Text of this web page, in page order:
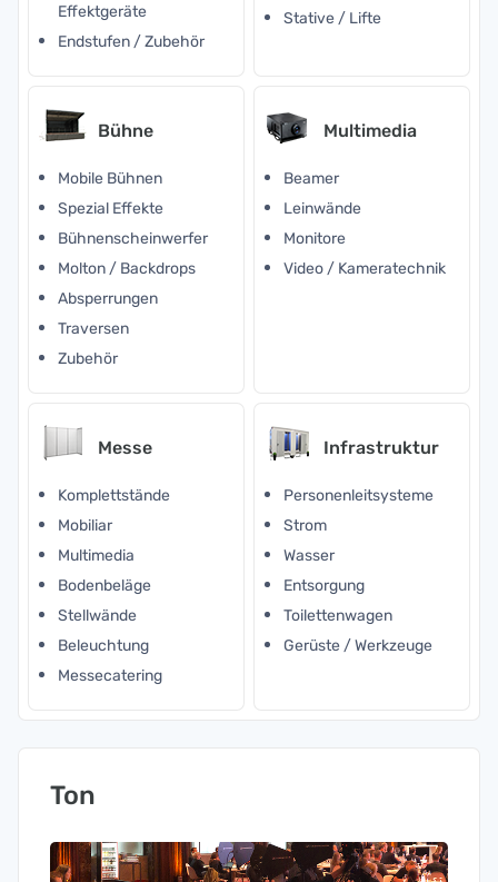
Effektgeräte
Endstufen / Zubehör
Stative / Lifte
Bühne
Mobile Bühnen
Spezial Effekte
Bühnenscheinwerfer
Molton / Backdrops
Absperrungen
Traversen
Zubehör
Multimedia
Beamer
Leinwände
Monitore
Video / Kameratechnik
Messe
Komplettstände
Mobiliar
Multimedia
Bodenbeläge
Stellwände
Beleuchtung
Messecatering
Infrastruktur
Personenleitsysteme
Strom
Wasser
Entsorgung
Toilettenwagen
Gerüste / Werkzeuge
Ton